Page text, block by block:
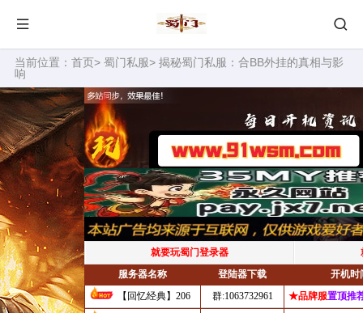
当前位置： 首页> 蜀门私服> 揭秘蜀门私服：合BB外挂的真相与影
响